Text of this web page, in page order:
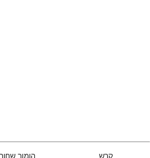
קרש הומור שחור